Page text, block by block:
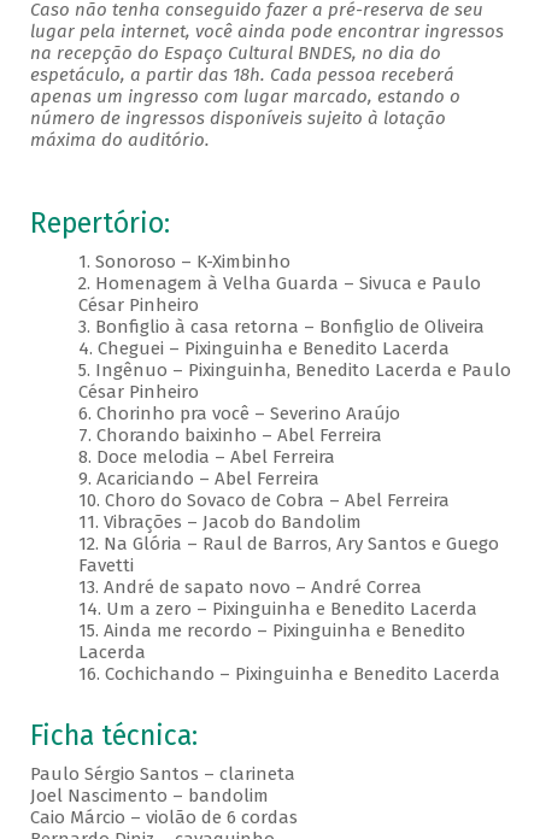
Caso não tenha conseguido fazer a pré-reserva de seu
lugar pela internet, você ainda pode encontrar ingressos
na recepção do Espaço Cultural BNDES, no dia do
espetáculo, a partir das 18h. Cada pessoa receberá
apenas um ingresso com lugar marcado, estando o
número de ingressos disponíveis sujeito à lotação
máxima do auditório.
Repertório:
1. Sonoroso – K-Ximbinho
2. Homenagem à Velha Guarda – Sivuca e Paulo
César Pinheiro
3. Bonfiglio à casa retorna – Bonfiglio de Oliveira
4. Cheguei – Pixinguinha e Benedito Lacerda
5. Ingênuo – Pixinguinha, Benedito Lacerda e Paulo
César Pinheiro
6. Chorinho pra você – Severino Araújo
7. Chorando baixinho – Abel Ferreira
8. Doce melodia – Abel Ferreira
9. Acariciando – Abel Ferreira
10. Choro do Sovaco de Cobra – Abel Ferreira
11. Vibrações – Jacob do Bandolim
12. Na Glória – Raul de Barros, Ary Santos e Guego
Favetti
13. André de sapato novo – André Correa
14. Um a zero – Pixinguinha e Benedito Lacerda
15. Ainda me recordo – Pixinguinha e Benedito
Lacerda
16. Cochichando – Pixinguinha e Benedito Lacerda
Ficha técnica:
Paulo Sérgio Santos – clarineta
Joel Nascimento – bandolim
Caio Márcio – violão de 6 cordas